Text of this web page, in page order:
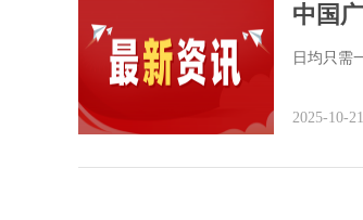
中国
日均只需
2025-10-